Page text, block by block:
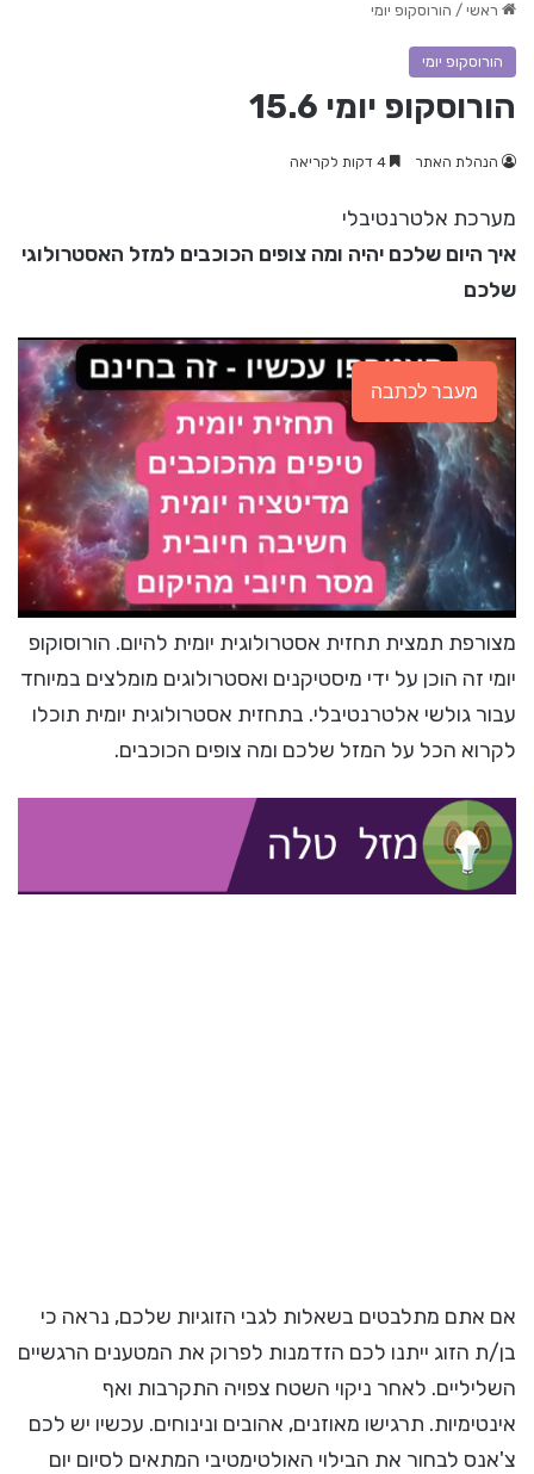
ראשי / הורוסקופ יומי
הורוסקופ יומי
הורוסקופ יומי 15.6
הנהלת האתר
מערכת אלטרנטיבלי
איך היום שלכם יהיה ומה צופים הכוכבים למזל האסטרולוגי
שלכם
מעבר לכתבה
מצורפת תמצית תחזית אסטרולוגית יומית להיום. הורוסוקופ
יומי זה הוכן על ידי מיסטיקנים ואסטרולוגים מומלצים במיוחד
עבור גולשי אלטרנטיבלי. בתחזית אסטרולוגית יומית תוכלו
לקרוא הכל על המזל שלכם ומה צופים הכוכבים.
אם אתם מתלבטים בשאלות לגבי הזוגיות שלכם, נראה כי
בן/ת הזוג ייתנו לכם הזדמנות לפרוק את המטענים הרגשיים
השליליים. לאחר ניקוי השטח צפויה התקרבות ואף
אינטימיות. תרגישו מאוזנים, אהובים ונינוחים. עכשיו יש לכם
צ'אנס לבחור את הבילוי האולטימטיבי המתאים לסיום יום